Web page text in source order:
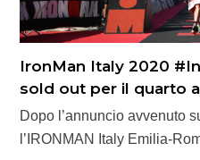
IronMan Italy 2020
sold out per il quarto
Dopo l’annuncio avvenuto
l’IRONMAN Italy Emilia-